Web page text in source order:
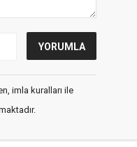
imla kuralları ile